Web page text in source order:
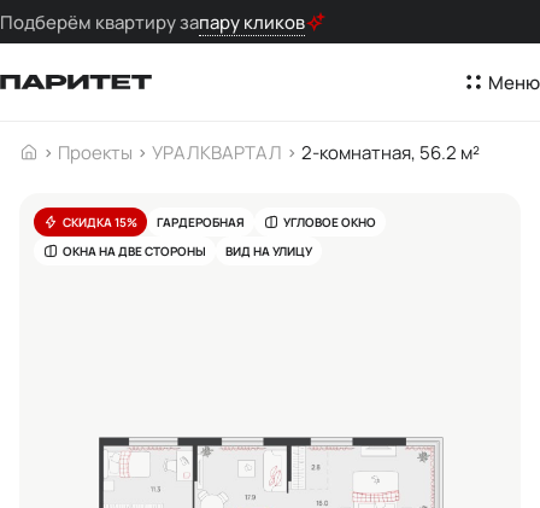
Подберём квартиру запару кликов
Меню
Проекты УРАЛКВАРТАЛ 2-комнатная, 56.2 м²
СКИДКА 15% ГАРДЕРОБНАЯ
УГЛОВОЕ ОКНО
ОКНА НА ДВЕ СТОРОНЫ
ВИД НА УЛИЦУ